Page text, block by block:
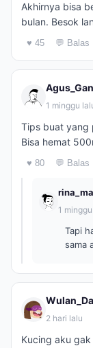
Akhirnya bisa
bulan. Besok
♥ 45 💬 Balas
1 minggu
Tips buat yang
Bisa hemat
♥ 80 💬 Balas
1
Tapi
sama
2 hari lalu
Kucing aku